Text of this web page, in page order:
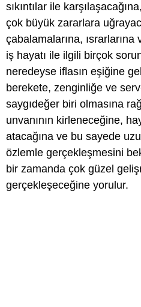
sıkıntılar ile
çok büyük zararlara
çabalamalarına,
iş hayatı ile ilgili birçok
neredeyse iflasın eşiğine
berekete, zenginliğe ve
saygıdeğer biri olmasına
unvanının kirleneceğine,
atacağına ve bu sayede
özlemle gerçekleşmesini
bir zamanda çok güzel
gerçekleşeceğine yorulur.